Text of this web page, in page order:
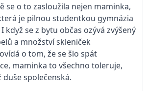
se o to zasloužila nejen maminka,
je pilnou studentkou gymnázia
I když se z bytu občas ozývá zvýšený
a množství skleniček
o tom, že se šlo spát
maminka to všechno toleruje,
duše společenská.